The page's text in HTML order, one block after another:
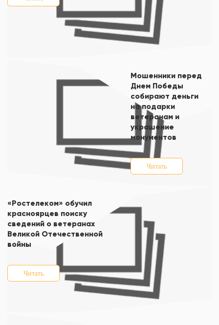
Мошенники перед
Днем Победы
собирают деньги
на подарки
ветеранам и
украшение
монументов
Читать
«Ростелеком» обучил
красноярцев поиску
сведений о ветеранах
Великой Отечественной
войны
Читать